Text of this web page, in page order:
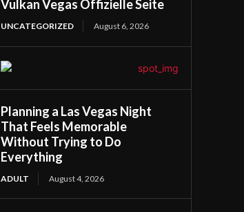
Vulkan Vegas Offizielle Seite
UNCATEGORIZED August 6, 2026
Planning a Las Vegas Night
That Feels Memorable
Without Trying to Do
Everything
ADULT August 4, 2026